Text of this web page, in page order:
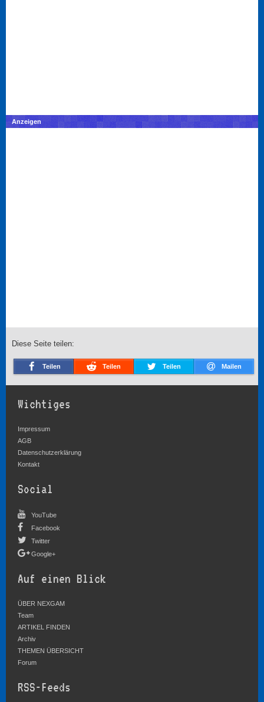
Anzeigen
Diese Seite teilen:
Teilen Teilen Teilen Mailen
Wichtiges
Impressum
AGB
Datenschutzerklärung
Kontakt
Social
YouTube
Facebook
Twitter
Google+
Auf einen Blick
ÜBER NEXGAM
Team
ARTIKEL FINDEN
Archiv
THEMEN ÜBERSICHT
Forum
RSS-Feeds